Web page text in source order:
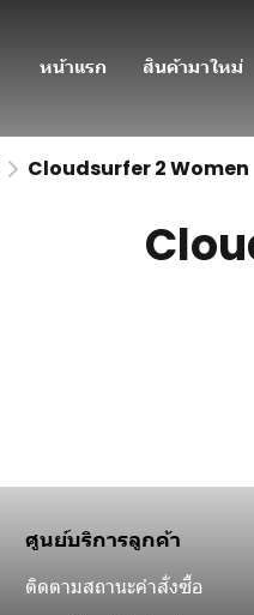
หน้าแรก สินค้ามาใหม่
Cloudsurfer 2 Women
ศูนย์บริการลูกค้า
ติดตามสถานะคำสั่งซื้อ